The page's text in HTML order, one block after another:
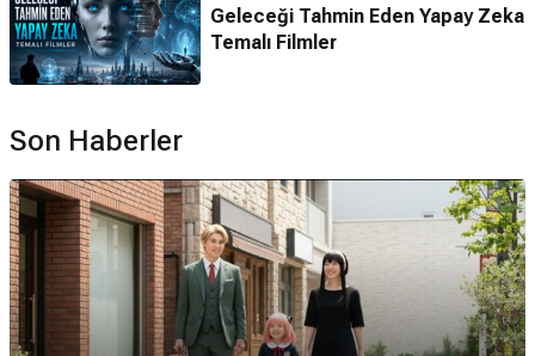
Geleceği Tahmin Eden Yapay Zeka
Temalı Filmler
Son Haberler